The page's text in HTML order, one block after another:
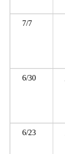
7/7
6/30
6/23